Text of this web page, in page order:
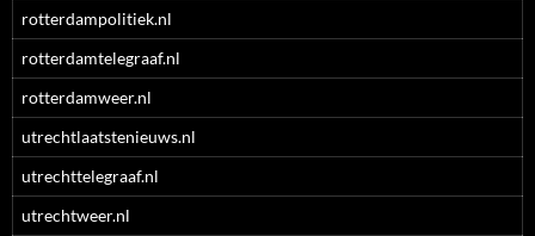
rotterdampolitiek.nl
rotterdamtelegraaf.nl
rotterdamweer.nl
utrechtlaatstenieuws.nl
utrechttelegraaf.nl
utrechtweer.nl